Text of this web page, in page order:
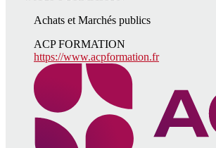
Achats et Marchés publics
ACP FORMATION
https://www.acpformation.fr